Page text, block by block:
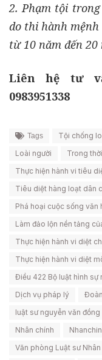
2. Phạm tội
do thi hành
từ 10 năm đến 20
Liên hệ tư
0983951338
Tags Tội chống
Loài người
Trong
Thực hiện hành vi tiêu
Tiêu diệt hàng loạt dân
Phá hoại cuộc sống văn
Làm đảo lộn nền tảng
Thực hiện hành vi diệt
Thực hiện hành vi diệt
Điều 422 Bộ luật hình sự
Dịch vụ pháp lý
luật sư nguyễn văn đồng
Nhân chính
Văn phòng Luật sư Nhân